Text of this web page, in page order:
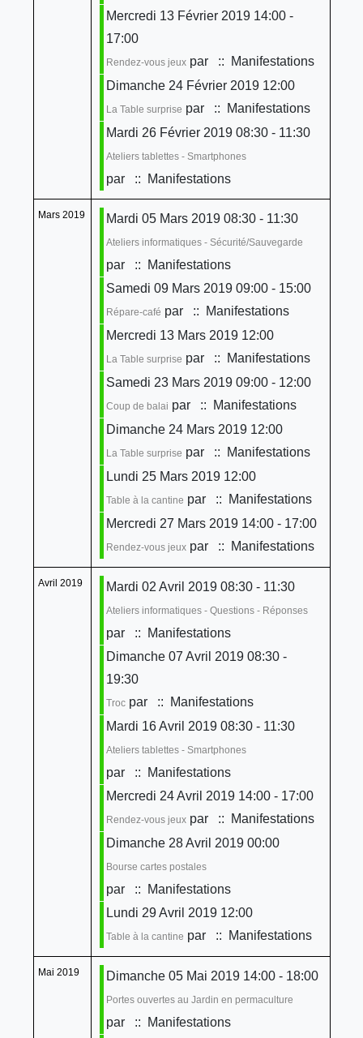
Mercredi 13 Février 2019 14:00 -
17:00
Rendez-vous jeuxpar
:: Manifestations
Dimanche 24 Février 2019 12:00
La Table surprise par
:: Manifestations
Mardi 26 Février 2019 08:30 - 11:30
Ateliers tablettes - Smartphones
par :: Manifestations
Mars 2019 Mardi 05 Mars 2019 08:30 - 11:30
Ateliers informatiques - Sécurité/Sauvegarde
par
:: Manifestations
Samedi 09 Mars 2019 09:00 - 15:00
Répare-café par
:: Manifestations
Mercredi 13 Mars 2019 12:00
La Table surprise par
:: Manifestations
Samedi 23 Mars 2019 09:00 - 12:00
Coup de balai par
:: Manifestations
Dimanche 24 Mars 2019 12:00
La Table surprise par
:: Manifestations
Lundi 25 Mars 2019 12:00
Table à la cantine par
:: Manifestations
Mercredi 27 Mars 2019 14:00 - 17:00
Rendez-vous jeuxpar :: Manifestations
Avril 2019 Mardi 02 Avril 2019 08:30 - 11:30
Ateliers informatiques - Questions - Réponses
par
:: Manifestations
Dimanche 07 Avril 2019 08:30 -
19:30
Trocpar
:: Manifestations
Mardi 16 Avril 2019 08:30 - 11:30
Ateliers tablettes - Smartphones
par
:: Manifestations
Mercredi 24 Avril 2019 14:00 - 17:00
Rendez-vous jeuxpar
:: Manifestations
Dimanche 28 Avril 2019 00:00
Bourse cartes postales
par
:: Manifestations
Lundi 29 Avril 2019 12:00
Table à la cantine par :: Manifestations
Mai 2019 Dimanche 05 Mai 2019 14:00 - 18:00
Portes ouvertes au Jardin en permaculture
par
:: Manifestations